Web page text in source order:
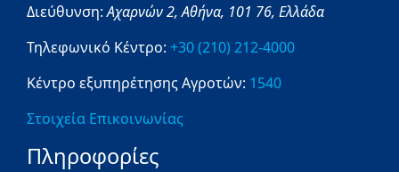
Διεύθυνση:Αχαρνών 2,Αθήνα, 101 76, Ελλάδα
Τηλεφωνικό Κέντρο: +30 (210) 212-4000
Κέντρο εξυπηρέτησης Αγροτών: 1540
Στοιχεία Επικοινωνίας
Πληροφορίες